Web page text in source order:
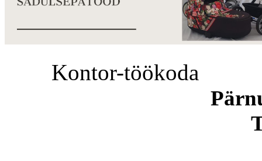
Kontor-töökoda